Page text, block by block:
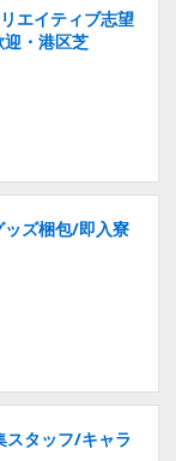
エイティブ志望
・港区芝
ッズ梱包/即入寮
スタッフ/キャラ